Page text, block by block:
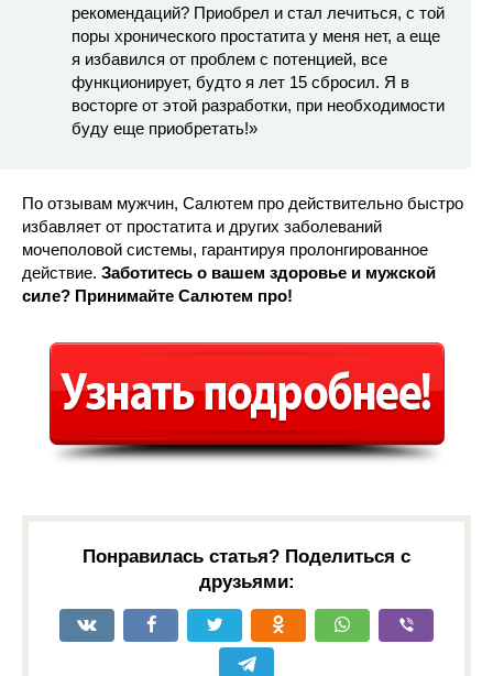
рекомендаций? Приобрел и стал лечиться, с той
поры хронического простатита у меня нет, а еще
я избавился от проблем с потенцией, все
функционирует, будто я лет 15 сбросил. Я в
восторге от этой разработки, при необходимости
буду еще приобретать!»
По отзывам мужчин, Салютем про действительно быстро
избавляет от простатита и других заболеваний
мочеполовой системы, гарантируя пролонгированное
действие. Заботитесь о вашем здоровье и мужской
силе? Принимайте Салютем про!
Понравилась статья? Поделиться с
друзьями: